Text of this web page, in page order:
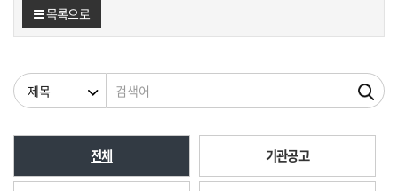
목록으로
검색조건 검색어
전체 기관공고